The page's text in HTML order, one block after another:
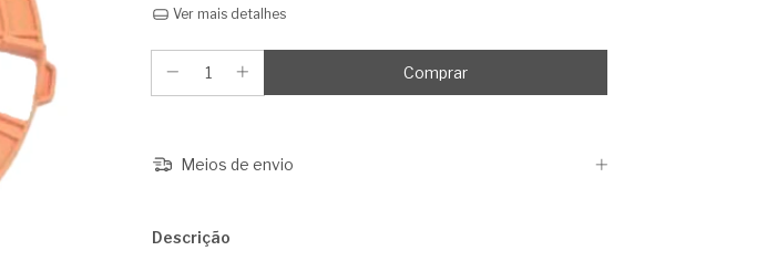
Ver mais detalhes
Meios de envio
Descrição